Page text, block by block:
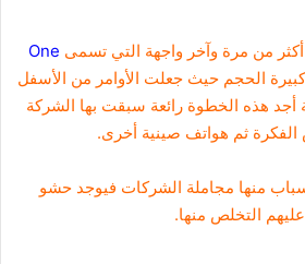
من مرة وآخر واجهة التي تسمى One
الحجم حيث جعلت الأوامر من الأسفل
أجد هذه الخطوة رائعة سبقت بها الشركة
الفكرة ثم هواتف صينية أخرى.
منها مجاملة الشركات فيوجد حشو
التخلص منها.